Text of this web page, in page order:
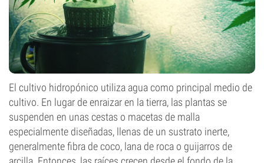
El cultivo hidropónico utiliza agua como principal medio de
cultivo. En lugar de enraizar en la tierra, las plantas se
suspenden en unas cestas o macetas de malla
especialmente diseñadas, llenas de un sustrato inerte,
generalmente fibra de coco, lana de roca o guijarros de